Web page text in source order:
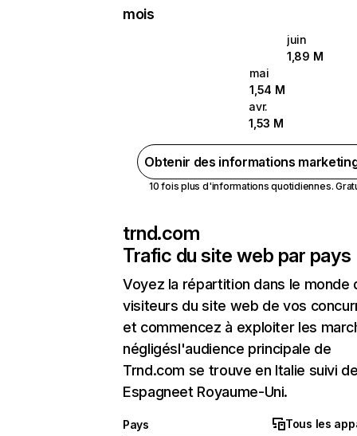
mois
juin
1,89 M
mai
1,54 M
avr.
1,53 M
Obtenir des informations
10 fois plus d'informations quotidiennes.
trnd.com
Trafic du site web par pays
Voyez la répartition dans le monde
visiteurs du site web de vos
et commencez à exploiter les
négligésl'audience principale de
Trnd.com se trouve en Italie suivi
Espagneet Royaume-Uni.
Pays
Tous les